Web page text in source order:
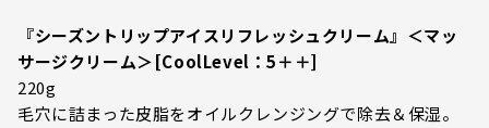
『シーズントリップアイスリフレッシュクリーム』＜マッ
サージクリーム＞[CoolLevel：5＋＋]
220g
毛穴に詰まった皮脂をオイルクレンジングで除去＆保湿。